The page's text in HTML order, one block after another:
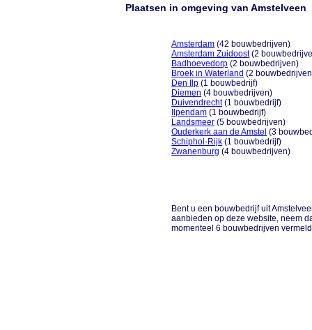
Plaatsen in omgeving van Amstelveen
Amsterdam (42 bouwbedrijven)
Amsterdam Zuidoost(2
Badhoevedorp (2 bouwbedrijven)
Broek in Waterland (2
Den Ilp (1 bouwbedrijf)
Diemen (4 bouwbedrijven)
Duivendrecht(1 bouwbedrijf)
Ilpendam (1 bouwbedrijf)
Landsmeer (5 bouwbedrijven)
Ouderkerk aan de Amstel (3
Schiphol-Rijk (1 bouwbedrijf)
Zwanenburg (4 bouwbedrijven)
Bent u een bouwbedrijf uit
aanbieden op deze website, neem
momenteel 6 bouwbedrijven